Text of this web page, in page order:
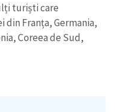
turiști care
din Franța, Germania,
Coreea de Sud,